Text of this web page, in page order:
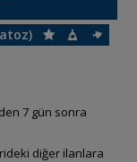
7 gün sonra
diğer ilanlara